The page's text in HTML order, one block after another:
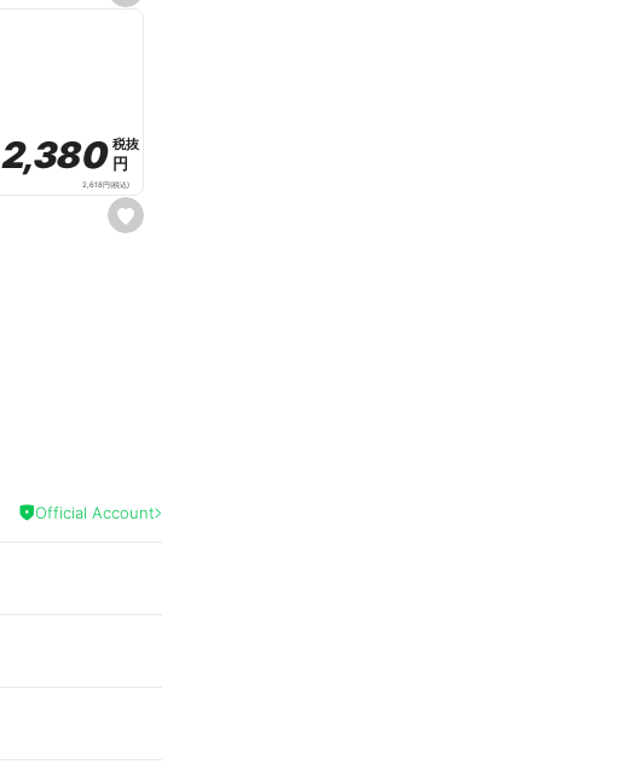
e
t
e
s
e
2,380
2,380 税抜
税抜
円
円
2,618円(税込)
Official Account